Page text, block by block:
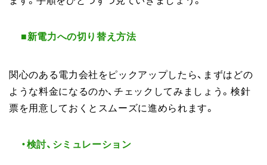
■新電力への切り替え方法
関心のある電力会社をピックアップしたら、まずはどの
ような料金になるのか、チェックしてみましょう。検針
票を用意しておくとスムーズに進められます。
・検討、シミュレーション